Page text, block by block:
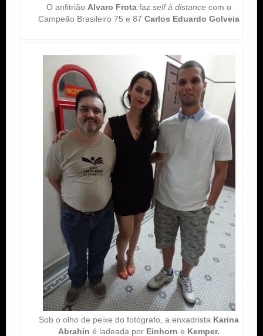
O anfitrião Alvaro Frota fazself à distance com o
Campeão Brasileiro 75 e 87Carlos Eduardo Golveia
Sob o olho de peixe do fotógrafo, a enxadrista Karina
Abrahin é ladeada por Einhorn e Kemper.